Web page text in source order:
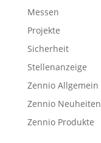
Messen
Projekte
Sicherheit
Stellenanzeige
Zennio Allgemein
Zennio Neuheiten
Zennio Produkte